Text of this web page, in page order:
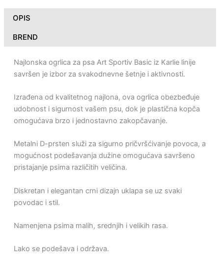
OPIS
BREND
Najlonska ogrlica za psa Art Sportiv Basic iz Karlie linije
savršen je izbor za svakodnevne šetnje i aktivnosti.
Izrađena od kvalitetnog najlona, ova ogrlica obezbeđuje
udobnost i sigurnost vašem psu, dok je plastična kopča
omogućava brzo i jednostavno zakopčavanje.
Metalni D-prsten služi za sigurno pričvršćivanje povoca, a
mogućnost podešavanja dužine omogućava savršeno
pristajanje psima različitih veličina.
Diskretan i elegantan crni dizajn uklapa se uz svaki
povodac i stil.
Namenjena psima malih, srednjih i velikih rasa.
Lako se podešava i održava.